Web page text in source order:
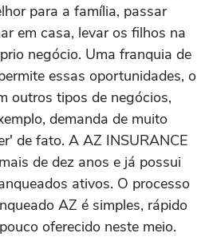
para a família, passar
em casa, levar os filhos na
negócio. Uma franquia de
essas oportunidades, o
outros tipos de negócios,
demanda de muito
de fato. A AZ INSURANCE
de dez anos e já possui
ativos. O processo
AZ é simples, rápido
oferecido neste meio.